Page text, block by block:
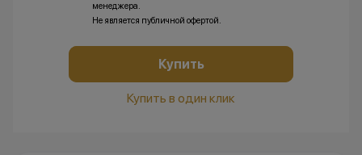
менеджера.
Не является публичной офертой.
Купить
Купить в один клик